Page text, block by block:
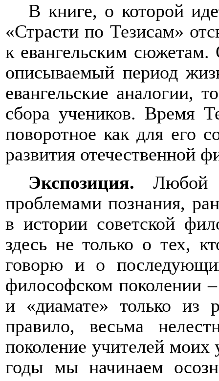
В книге, о которой
«Страсти по Тезисам»
к евангельским сюжетам.
описываемый период
евангельские аналогии,
сбора учеников. Время
поворотное как для его
развития отечественной
Экспозиция.Любой
проблемами познания,
в истории советской
здесь не только о тех,
говорю и о
философском поколении
и «диамате» только из
правило, весьма
поколение учителей моих
годы мы начинаем